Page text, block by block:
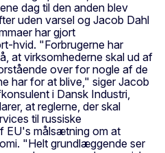
dag til den anden blev
uden varsel og Jacob Dahl
har gjort
hvid. "Forbrugerne har
at virksomhederne skal ud af
over for nogle af de
har for at blive," siger Jacob
i Dansk Industri,
at reglerne, der skal
til russiske
EU's målsætning om at
"Helt grundlæggende ser